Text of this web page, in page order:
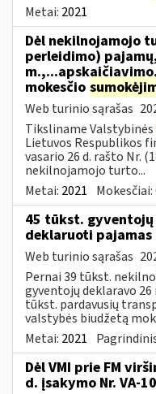
Metai: 2021
Dėl nekilnojamojo
perleidimo)
mokesčio
Web turinio sąrašas
Tiksliname Valstybinės
Lietuvos Respublikos
vasario 26 d. rašto Nr.
nekilnojamojo turto...
Metai: 2021 Mokesčiai:
45 tūkst.
deklaruoti
Web turinio sąrašas
Pernai 39 tūkst.
gyventojų deklaravo
tūkst. pardavusių
valstybės biudžetą
Metai: 2021
Dėl VMI prie FM
d. įsakymo Nr. VA-